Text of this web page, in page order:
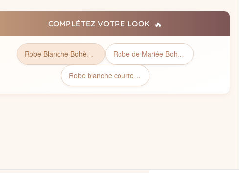
COMPLÉTEZ VOTRE LOOK 🔥
Robe Blanche Bohème | Collection Bohémienne Chic Robe de Mariée Bohème Chic Courte
Robe blanche courte chic